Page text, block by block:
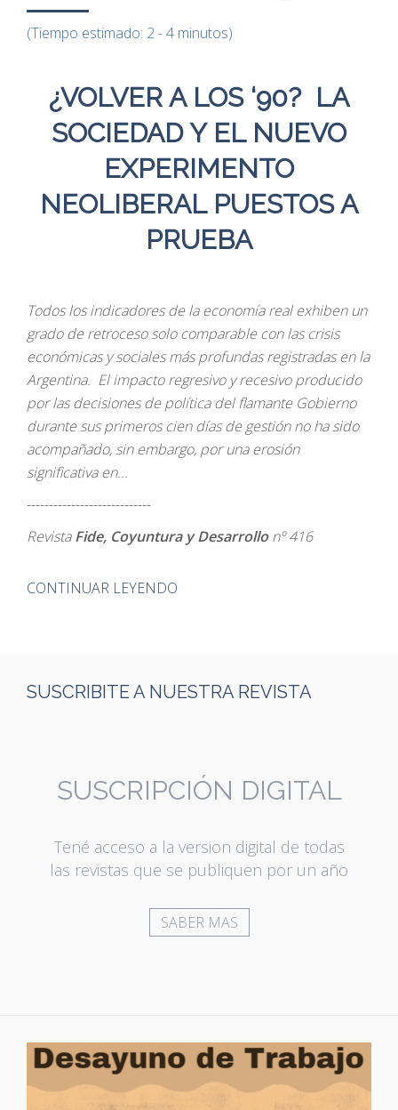
(Tiempo estimado: 2 - 4 minutos)
¿VOLVER A LOS ‘90? LA
SOCIEDAD Y EL NUEVO
EXPERIMENTO
NEOLIBERAL PUESTOS A
PRUEBA
Todos los indicadores de la economía real exhiben un
grado de retroceso solo comparable con las crisis
económicas y sociales más profundas registradas en la
Argentina. El impacto regresivo y recesivo producido
por las decisiones de política del flamante Gobierno
durante sus primeros cien días de gestión no ha sido
acompañado, sin embargo, por una erosión
significativa en...
----------------------------
RevistaFide, Coyuntura y Desarrollonº 416
CONTINUAR LEYENDO
SUSCRIBITE A NUESTRA REVISTA
SUSCRIPCIÓN DIGITAL
Tené acceso a la version digital de todas
las revistas que se publiquen por un año
SABER MAS